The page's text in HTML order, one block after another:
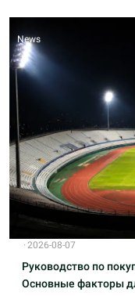
News
· 2026-08-07
Руководство по
Основные факторы